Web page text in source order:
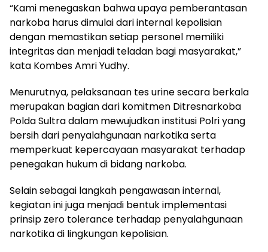
“Kami menegaskan bahwa upaya pemberantasan
narkoba harus dimulai dari internal kepolisian
dengan memastikan setiap personel memiliki
integritas dan menjadi teladan bagi masyarakat,”
kata Kombes Amri Yudhy.
Menurutnya, pelaksanaan tes urine secara berkala
merupakan bagian dari komitmen Ditresnarkoba
Polda Sultra dalam mewujudkan institusi Polri yang
bersih dari penyalahgunaan narkotika serta
memperkuat kepercayaan masyarakat terhadap
penegakan hukum di bidang narkoba.
Selain sebagai langkah pengawasan internal,
kegiatan ini juga menjadi bentuk implementasi
prinsip zero tolerance terhadap penyalahgunaan
narkotika di lingkungan kepolisian.